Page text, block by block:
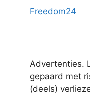
Freedom24
Advertenties.
gepaard met
(deels)